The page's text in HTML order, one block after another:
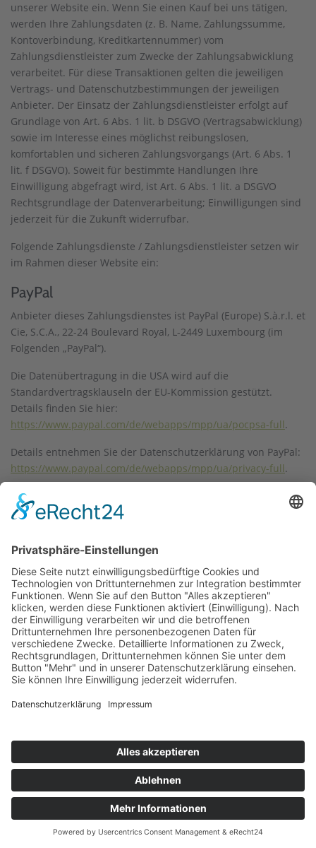
unserer Website ein. Wenn Sie einen Kauf bei uns tätigen,
werden Ihre Zahlungsdaten (z. B. Name, Zahlungssumme,
Kontoverbindung, Kreditkartennummer) vom
Zahlungsdienstleister zum Zwecke der Zahlungsabwicklung
verarbeitet. Für diese Transaktionen gelten die jeweiligen
Vertrags- und Datenschutzbestimmungen der jeweiligen
Anbieter. Der Einsatz der Zahlungsdienstleister erfolgt auf
Grundlage von Art. 6 Abs. 1 lit. b DSGVO (Vertragsabwicklung)
sowie im Interesse eines möglichst reibungslosen,
komfortablen und sicheren Zahlungsvorgangs (Art. 6 Abs. 1
lit. f DSGVO). Soweit für bestimmte Handlungen Ihre
Einwilligung abgefragt wird, ist Art. 6 Abs. 1 lit. a DSGVO
Rechtsgrundlage der Datenverarbeitung; Einwilligungen sind
jederzeit für die Zukunft widerrufbar.
Folgende Zahlungsdienste / Zahlungsdienstleister setzen wir
im Rahmen dieser Website ein:
PayPal
Anbieter dieses Zahlungsdienstes ist PayPal (Europe) S.à.r.l. et
Cie, S.C.A., 22-24 Boulevard Royal, L-2449 Luxembourg (im
Folgenden „PayPal“).
Die Datenübertragung in die USA wird auf die
Standardvertragsklauseln der EU-Kommission gestützt.
Details finden Sie hier:
https://www.paypal.com/de/webapps/mpp/ua/pocpsa-full.
Details entnehmen Sie der Datenschutzerklärung von PayPal:
https://www.paypal.com/de/webapps/mpp/ua/privacy-full.
NAVIGATION
Für Firmen
Verkaufsstellen
Ablauf
FAQ
Impressum
Cookie-Einstellungen
SHOP-INFORMATIONEN
Unser Online-Shop